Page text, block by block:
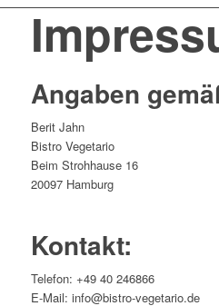
Angaben
Berit Jahn
Bistro Vegetario
Beim Strohhause 16
20097 Hamburg
Kontakt:
Telefon: +49 40 246866
E-Mail: info@bistro-vegetario.de